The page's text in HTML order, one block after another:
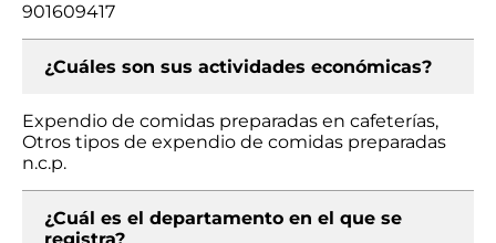
901609417
¿Cuáles son sus actividades económicas?
Expendio de comidas preparadas en cafeterías,
Otros tipos de expendio de comidas preparadas
n.c.p.
¿Cuál es el departamento en el que se